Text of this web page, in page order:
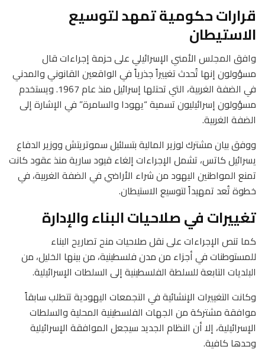
قرارات حكومية تمهد لتوسيع
الاستيطان
وافق المجلس الأمني الإسرائيلي على حزمة إجراءات قال
مسؤولون إنها تُحدث تغييراً جذرياً في الواقعين القانوني والمدني
في الضفة الغربية، التي تحتلها إسرائيل منذ عام 1967. ويستخدم
مسؤولون إسرائيليون تسمية “يهودا والسامرة” في الإشارة إلى
الضفة الغربية.
ووفق بيان مشترك لوزير المالية بتسلئيل سموتريتش ووزير الدفاع
يسرائيل كاتس، تشمل الإجراءات إلغاء قيود سارية منذ عقود كانت
تمنع المواطنين اليهود من شراء الأراضي في الضفة الغربية، في
خطوة تُعد تمهيداً لتوسيع الاستيطان.
تغييرات في صلاحيات البناء والإدارة
كما تنص الإجراءات على نقل صلاحيات منح تصاريح البناء
للمستوطنات في أجزاء من مدن فلسطينية، من بينها الخليل، من
البلديات التابعة للسلطة الفلسطينية إلى السلطات الإسرائيلية.
وكانت التغييرات الإنشائية في التجمعات اليهودية تتطلب سابقاً
موافقة مشتركة من الجهات الفلسطينية المحلية والسلطات
الإسرائيلية، إلا أن النظام الجديد سيجعل الموافقة الإسرائيلية
وحدها كافية.